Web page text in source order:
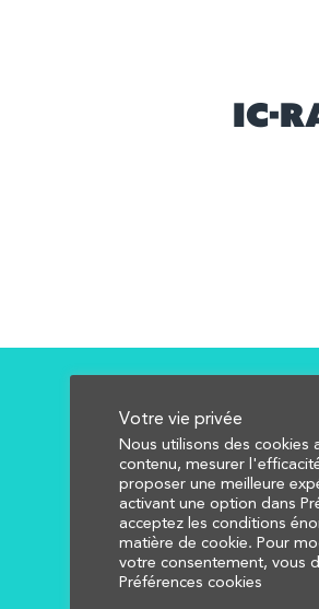
ic-
COMPRENDRE
CALCULER
AFFECTER
NOUS CONTACTER
Votre vie privée
Nous utilisons des cookies
contenu, mesurer
proposer une meilleure
activant une option dans
acceptez les conditions
matière de cookie. Pour
votre consentement, vous
Préférences cookies